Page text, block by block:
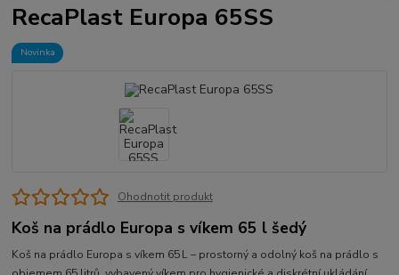
RecaPlast Europa 65SS
Novinka
Ohodnotit produkt
Koš na prádlo Europa s víkem 65 l šedý
Koš na prádlo Europa s víkem 65 L – prostorný a odolný koš na prádlo s